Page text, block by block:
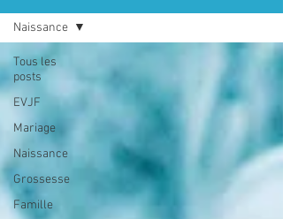
Tous les
posts
EVJF
Mariage
Naissance
Grossesse
Famille
Naissance